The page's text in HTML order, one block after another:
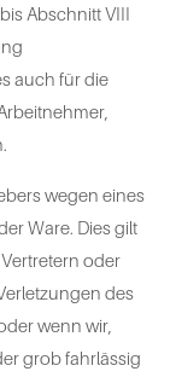
Abschnitt VIII
auch für die
wegen eines
Ware. Dies gilt
oder
des
wenn wir,
grob fahrlässig